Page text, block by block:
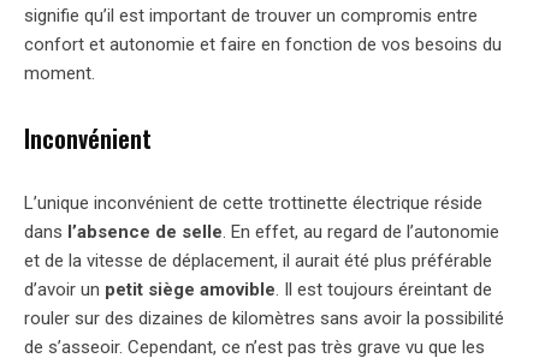
signifie qu’il est important de trouver un compromis entre
confort et autonomie et faire en fonction de vos besoins du
moment.
Inconvénient
L’unique inconvénient de cette trottinette électrique réside
dans l’absence de selle. En effet, au regard de l’autonomie
et de la vitesse de déplacement, il aurait été plus préférable
d’avoir un petit siège amovible. Il est toujours éreintant de
rouler sur des dizaines de kilomètres sans avoir la possibilité
de s’asseoir. Cependant, ce n’est pas très grave vu que les